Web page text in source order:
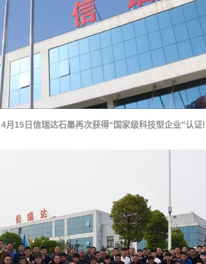
4月15日信瑞达石墨再次获得“国家级科技型企业”认证!